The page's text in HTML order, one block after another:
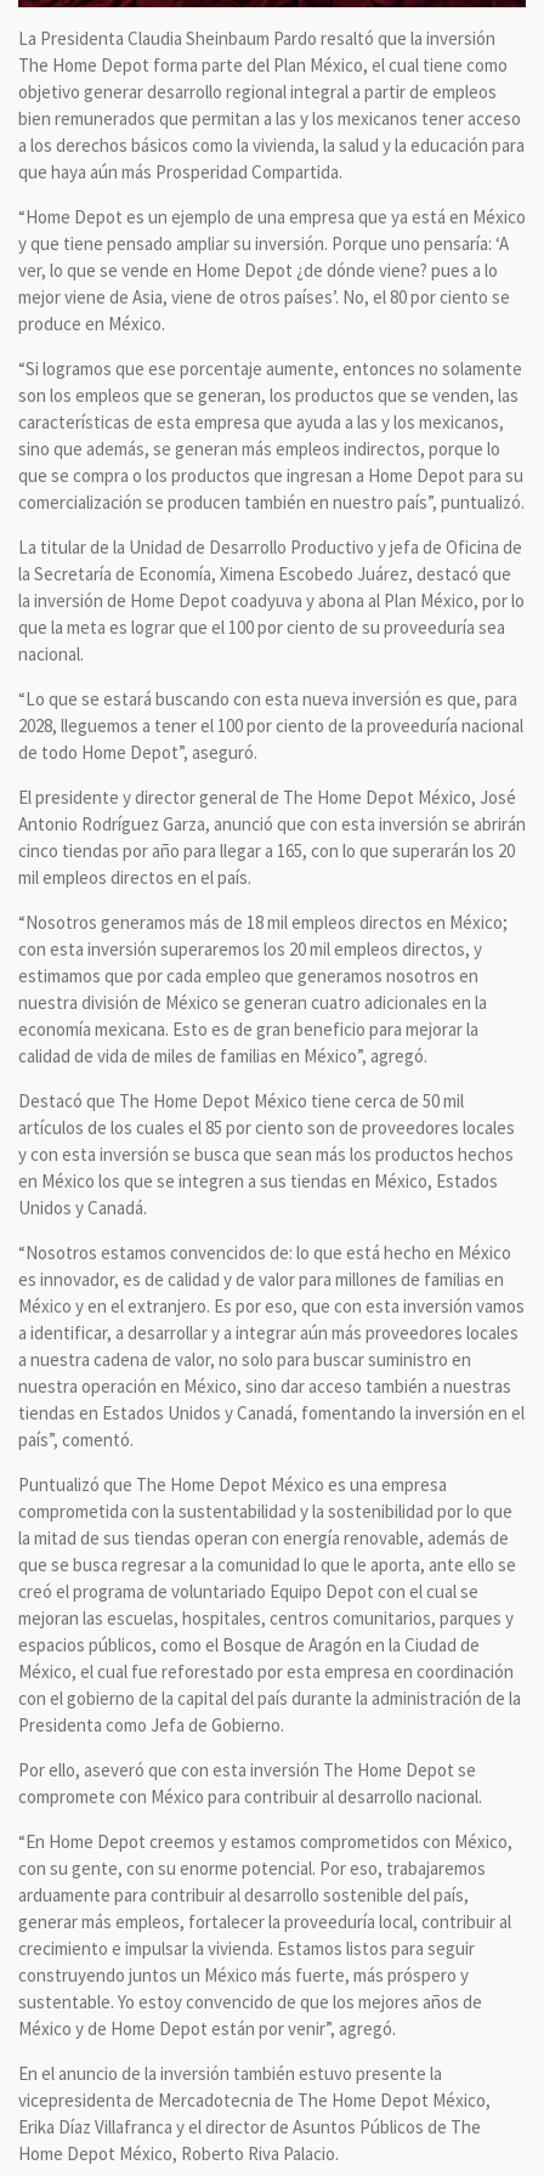
La Presidenta Claudia Sheinbaum Pardo resaltó que la inversión
The Home Depot forma parte del Plan México, el cual tiene como
objetivo generar desarrollo regional integral a partir de empleos
bien remunerados que permitan a las y los mexicanos tener acceso
a los derechos básicos como la vivienda, la salud y la educación para
que haya aún más Prosperidad Compartida.
“Home Depot es un ejemplo de una empresa que ya está en México
y que tiene pensado ampliar su inversión. Porque uno pensaría: ‘A
ver, lo que se vende en Home Depot ¿de dónde viene? pues a lo
mejor viene de Asia, viene de otros países’. No, el 80 por ciento se
produce en México.
“Si logramos que ese porcentaje aumente, entonces no solamente
son los empleos que se generan, los productos que se venden, las
características de esta empresa que ayuda a las y los mexicanos,
sino que además, se generan más empleos indirectos, porque lo
que se compra o los productos que ingresan a Home Depot para su
comercialización se producen también en nuestro país”, puntualizó.
La titular de la Unidad de Desarrollo Productivo y jefa de Oficina de
la Secretaría de Economía, Ximena Escobedo Juárez, destacó que
la inversión de Home Depot coadyuva y abona al Plan México, por lo
que la meta es lograr que el 100 por ciento de su proveeduría sea
nacional.
“Lo que se estará buscando con esta nueva inversión es que, para
2028, lleguemos a tener el 100 por ciento de la proveeduría nacional
de todo Home Depot”, aseguró.
El presidente y director general de The Home Depot México, José
Antonio Rodríguez Garza, anunció que con esta inversión se abrirán
cinco tiendas por año para llegar a 165, con lo que superarán los 20
mil empleos directos en el país.
“Nosotros generamos más de 18 mil empleos directos en México;
con esta inversión superaremos los 20 mil empleos directos, y
estimamos que por cada empleo que generamos nosotros en
nuestra división de México se generan cuatro adicionales en la
economía mexicana. Esto es de gran beneficio para mejorar la
calidad de vida de miles de familias en México”, agregó.
Destacó que The Home Depot México tiene cerca de 50 mil
artículos de los cuales el 85 por ciento son de proveedores locales
y con esta inversión se busca que sean más los productos hechos
en México los que se integren a sus tiendas en México, Estados
Unidos y Canadá.
“Nosotros estamos convencidos de: lo que está hecho en México
es innovador, es de calidad y de valor para millones de familias en
México y en el extranjero. Es por eso, que con esta inversión vamos
a identificar, a desarrollar y a integrar aún más proveedores locales
a nuestra cadena de valor, no solo para buscar suministro en
nuestra operación en México, sino dar acceso también a nuestras
tiendas en Estados Unidos y Canadá, fomentando la inversión en el
país”, comentó.
Puntualizó que The Home Depot México es una empresa
comprometida con la sustentabilidad y la sostenibilidad por lo que
la mitad de sus tiendas operan con energía renovable, además de
que se busca regresar a la comunidad lo que le aporta, ante ello se
creó el programa de voluntariado Equipo Depot con el cual se
mejoran las escuelas, hospitales, centros comunitarios, parques y
espacios públicos, como el Bosque de Aragón en la Ciudad de
México, el cual fue reforestado por esta empresa en coordinación
con el gobierno de la capital del país durante la administración de la
Presidenta como Jefa de Gobierno.
Por ello, aseveró que con esta inversión The Home Depot se
compromete con México para contribuir al desarrollo nacional.
“En Home Depot creemos y estamos comprometidos con México,
con su gente, con su enorme potencial. Por eso, trabajaremos
arduamente para contribuir al desarrollo sostenible del país,
generar más empleos, fortalecer la proveeduría local, contribuir al
crecimiento e impulsar la vivienda. Estamos listos para seguir
construyendo juntos un México más fuerte, más próspero y
sustentable. Yo estoy convencido de que los mejores años de
México y de Home Depot están por venir”, agregó.
En el anuncio de la inversión también estuvo presente la
vicepresidenta de Mercadotecnia de The Home Depot México,
Erika Díaz Villafranca y el director de Asuntos Públicos de The
Home Depot México, Roberto Riva Palacio.